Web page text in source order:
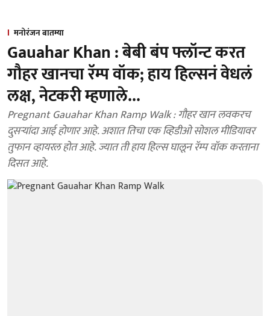
मनोरंजन बातम्या
Gauahar Khan : बेबी बंप फ्लॉन्ट करत
गौहर खानचा रॅम्प वॉक; हाय हिल्सनं वेधलं
लक्ष, नेटकरी म्हणाले...
Pregnant Gauahar Khan Ramp Walk : गौहर खान लवकरच
दुसऱ्यांदा आई होणार आहे. अशात तिचा एक व्हिडीओ सोशल मीडियावर
तुफान व्हायरल होत आहे. ज्यात ती हाय हिल्स घालून रॅम्प वॉक करताना
दिसत आहे.